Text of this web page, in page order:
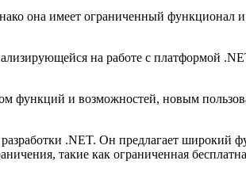
она имеет ограниченный функционал
на работе с платформой
функций и возможностей, новым
.NET. Он предлагает широкий
такие как ограниченная